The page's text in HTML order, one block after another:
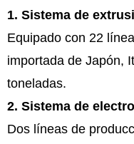
1. Sistema de
Equipado con 22
importada de Japón,
toneladas.
2. Sistema de
Dos líneas de